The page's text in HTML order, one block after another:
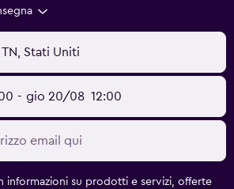
Stati Uniti
- gio 20/08 12:00
informazioni su prodotti e servizi, offerte